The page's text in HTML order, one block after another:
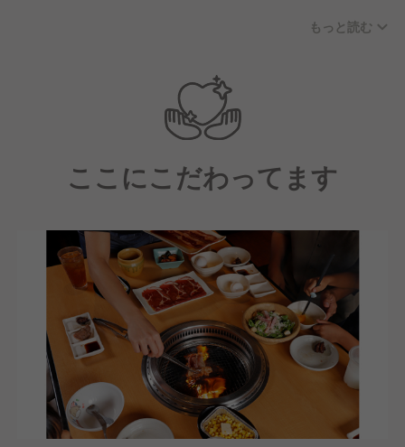
多様な仲間と共により良い店舗づくりを追求する職場
もっと読む
ここにこだわってます